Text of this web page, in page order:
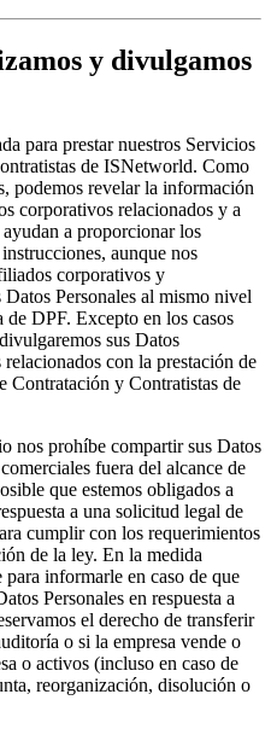
y divulgamos
para prestar nuestros Servicios
de ISNetworld. Como
podemos revelar la información
corporativos relacionados y a
a proporcionar los
aunque nos
corporativos y
Personales al mismo nivel
DPF. Excepto en los casos
sus Datos
con la prestación de
Contratación y Contratistas de
nos prohíbe compartir sus Datos
fuera del alcance de
que estemos obligados a
a una solicitud legal de
cumplir con los requerimientos
de la ley. En la medida
informarle en caso de que
Personales en respuesta a
el derecho de transferir
o si la empresa vende o
o activos (incluso en caso de
reorganización, disolución o